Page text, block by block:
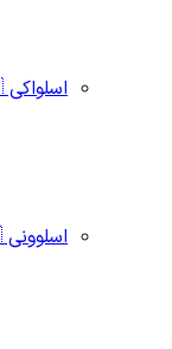
اسلواکی 🇸🇰
اسلوونی 🇸🇮